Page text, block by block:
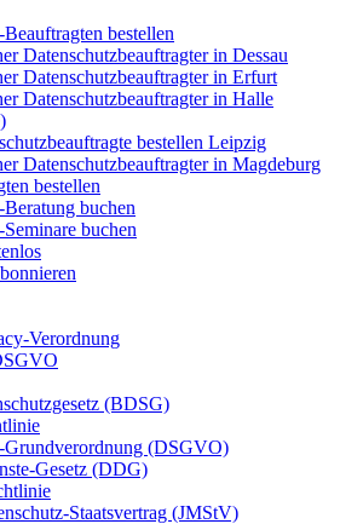
bestellen
Datenschutzbeauftragter in Dessau
Datenschutzbeauftragter in Erfurt
Datenschutzbeauftragter in Halle
bestellen Leipzig
Datenschutzbeauftragter in Magdeburg
bestellen
buchen
buchen
Verordnung
(BDSG)
Grundverordnung (DSGVO)
Gesetz (DDG)
Staatsvertrag (JMStV)